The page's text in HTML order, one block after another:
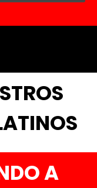
A